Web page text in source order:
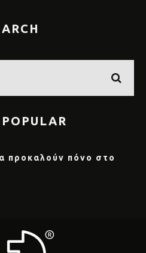
προκαλούν πόνο στο